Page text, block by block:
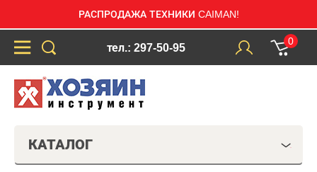
РАСПРОДАЖА ТЕХНИКИ CAIMAN!
тел.: 297-50-95
0
КАТАЛОГ